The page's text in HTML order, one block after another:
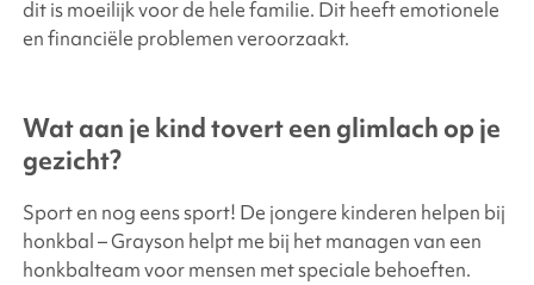
dit is moeilijk voor de hele familie. Dit heeft emotionele
en financiële problemen veroorzaakt.
Wat aan je kind tovert een glimlach op je
gezicht?
Sport en nog eens sport! De jongere kinderen helpen bij
honkbal – Grayson helpt me bij het managen van een
honkbalteam voor mensen met speciale behoeften.